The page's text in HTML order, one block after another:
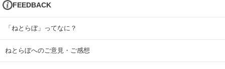
FEEDBACK
「ねとらぼ」ってなに？
ねとらぼへのご意見・ご感想